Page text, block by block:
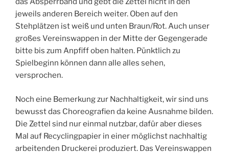
jeweils anderen Bereich weiter. Oben auf den
Stehplätzen ist weiß und unten Braun/Rot. Auch unser
großes Vereinswappen in der Mitte der Gegengerade
bitte bis zum Anpfiff oben halten. Pünktlich zu
Spielbeginn können dann alle alles sehen,
versprochen.
Noch eine Bemerkung zur Nachhaltigkeit, wir sind uns
bewusst das Choreografien da keine Ausnahme bilden.
Die Zettel sind nur einmal nutzbar, dafür aber dieses
Mal auf Recyclingpapier in einer möglichst nachhaltig
arbeitenden Druckerei produziert. Das Vereinswappen